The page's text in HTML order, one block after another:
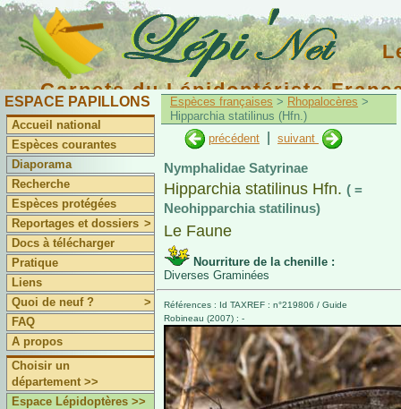
Carnets du Lépidoptériste
ESPACE PAPILLONS
Accueil national
Espèces courantes
Diaporama
Recherche
Espèces protégées
Reportages et dossiers >
Docs à télécharger
Pratique
Liens
Quoi de neuf ?
>
FAQ
A propos
Choisir un
département >>
Espace Lépidoptères >>
Espèces françaises > Rhopalocères >
Hipparchia statilinus (Hfn.)
précédent
suivant
Nymphalidae Satyrinae
Hipparchia statilinus Hfn. ( =
Neohipparchia statilinus)
Le Faune
Nourriture de la chenille :
Diverses Graminées
Références : Id TAXREF : n°219806 / Guide
Robineau (2007) : -